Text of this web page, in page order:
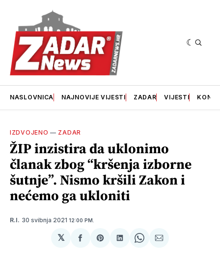
NASLOVNICA NAJNOVIJE VIJESTI ZADAR VIJESTI
IZDVOJENO — ZADAR
ŽIP inzistira da uklonimo
članak zbog “kršenja izborne
šutnje”. Nismo kršili Zakon i
nećemo ga ukloniti
R.I. 30 svibnja 2021 12:00 PM.
𝕏
podijeliSharepodijeliSharepodijeli